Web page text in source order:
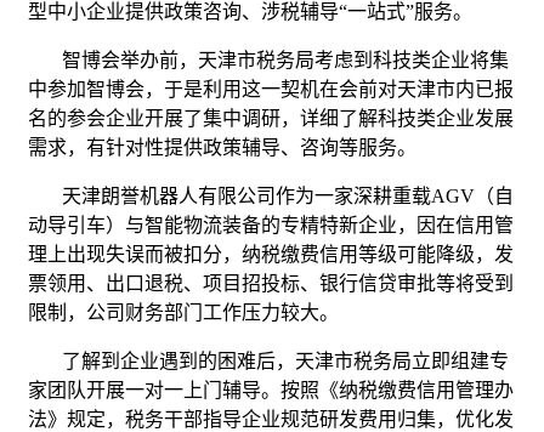
型中小企业提供政策咨询、涉税辅导“一站式”服务。
智博会举办前，天津市税务局考虑到科技类企业将集
中参加智博会，于是利用这一契机在会前对天津市内已报
名的参会企业开展了集中调研，详细了解科技类企业发展
需求，有针对性提供政策辅导、咨询等服务。
天津朗誉机器人有限公司作为一家深耕重载AGV（自
动导引车）与智能物流装备的专精特新企业，因在信用管
理上出现失误而被扣分，纳税缴费信用等级可能降级，发
票领用、出口退税、项目招投标、银行信贷审批等将受到
限制，公司财务部门工作压力较大。
了解到企业遇到的困难后，天津市税务局立即组建专
家团队开展一对一上门辅导。按照《纳税缴费信用管理办
法》规定，税务干部指导企业规范研发费用归集，优化发